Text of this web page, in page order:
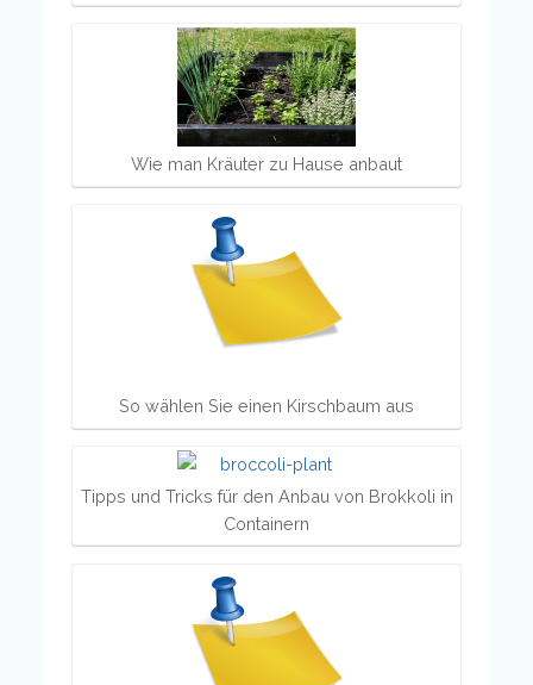
Wie man Kräuter zu Hause anbaut
So wählen Sie einen Kirschbaum aus
Tipps und Tricks für den Anbau von Brokkoli in
Containern